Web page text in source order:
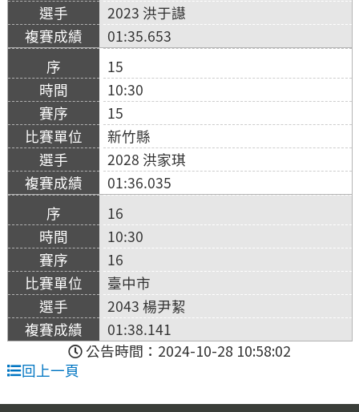
2023 洪于譿
01:35.653
15
10:30
15
新竹縣
2028 洪家琪
01:36.035
16
10:30
16
臺中市
2043 楊尹絜
01:38.141
公告時間：2024-10-28 10:58:02
回上一頁